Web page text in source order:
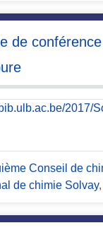
de
Conseil de
de chimie Solvay,